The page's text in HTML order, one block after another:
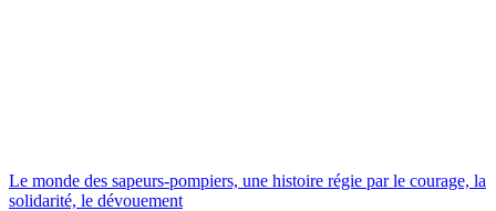
Le monde des sapeurs-pompiers, une histoire régie par le courage, la
solidarité, le dévouement